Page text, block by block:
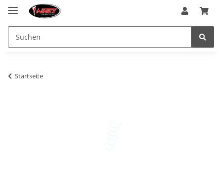
Startseite